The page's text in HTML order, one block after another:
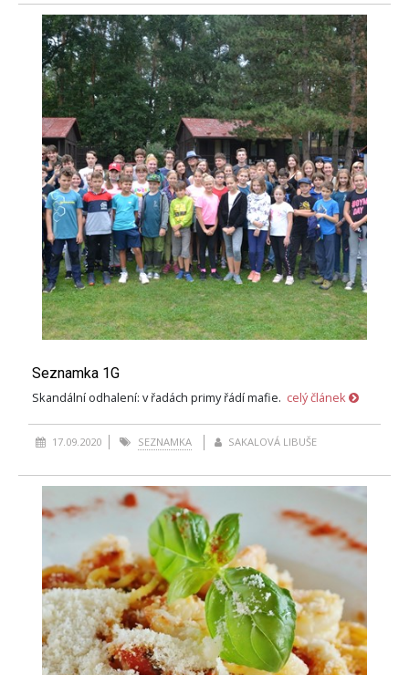
Seznamka 1G
Skandální odhalení: v řadách primy řádí mafie. celý článek
17.09.2020 SEZNAMKA SAKALOVÁ LIBUŠE